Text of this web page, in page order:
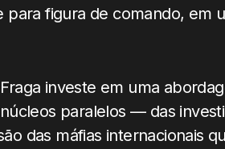
para figura de comando, em
investe em uma
paralelos — das
das máfias internacionais